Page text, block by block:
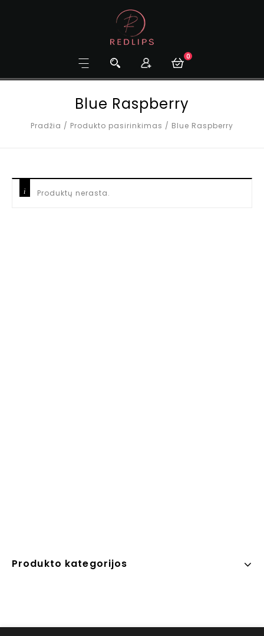
0
Blue Raspberry
Pradžia / Produkto pasirinkimas / Blue Raspberry
Produktų nerasta.
Produkto kategorijos